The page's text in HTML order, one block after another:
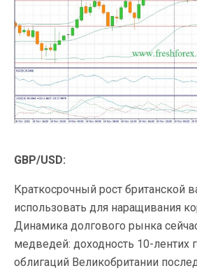
GBP/USD:
Краткосрочный рост британской
использовать для наращивания
Динамика долгового рынка
медведей: доходность 10-лентих
облигаций Великобритании